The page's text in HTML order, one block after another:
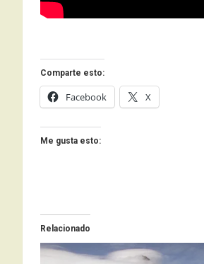
Comparte esto:
Facebook X
Me gusta esto:
Relacionado